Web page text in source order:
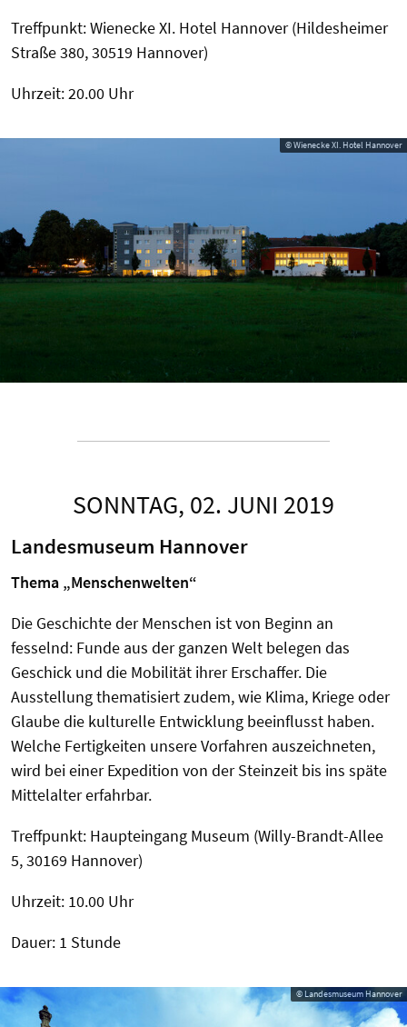
Treffpunkt: Wienecke XI. Hotel Hannover (Hildesheimer
Straße 380, 30519 Hannover)
Uhrzeit: 20.00 Uhr
© Wienecke XI. Hotel Hannover
SONNTAG, 02. JUNI 2019
Landesmuseum Hannover
Thema „Menschenwelten“
Die Geschichte der Menschen ist von Beginn an
fesselnd: Funde aus der ganzen Welt belegen das
Geschick und die Mobilität ihrer Erschaffer. Die
Ausstellung thematisiert zudem, wie Klima, Kriege oder
Glaube die kulturelle Entwicklung beeinflusst haben.
Welche Fertigkeiten unsere Vorfahren auszeichneten,
wird bei einer Expedition von der Steinzeit bis ins späte
Mittelalter erfahrbar.
Treffpunkt: Haupteingang Museum (Willy-Brandt-Allee
5, 30169 Hannover)
Uhrzeit: 10.00 Uhr
Dauer: 1 Stunde
© Landesmuseum Hannover